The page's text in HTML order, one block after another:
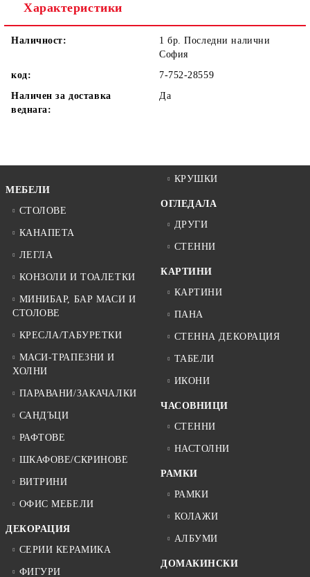
Характеристики
Наличност:
1 бр. Последни налични
София
код:
7-752-28559
Наличен за доставка
веднага:
Да
МЕБЕЛИ
СТОЛОВЕ
КАНАПЕТА
ЛЕГЛА
КОНЗОЛИ И ТОАЛЕТКИ
МИНИБАР, БАР МАСИ И
СТОЛОВЕ
КРЕСЛА/ТАБУРЕТКИ
МАСИ-ТРАПЕЗНИ И
ХОЛНИ
ПАРАВАНИ/ЗАКАЧАЛКИ
САНДЪЦИ
РАФТОВЕ
ШКАФОВЕ/СКРИНОВЕ
ВИТРИНИ
ОФИС МЕБЕЛИ
ДЕКОРАЦИЯ
СЕРИИ КЕРАМИКА
ФИГУРИ
КРУШКИ
ОГЛЕДАЛА
ДРУГИ
СТЕННИ
КАРТИНИ
КАРТИНИ
ПАНА
СТЕННА ДЕКОРАЦИЯ
ТАБЕЛИ
ИКОНИ
ЧАСОВНИЦИ
СТЕННИ
НАСТОЛНИ
РАМКИ
РАМКИ
КОЛАЖИ
АЛБУМИ
ДОМАКИНСКИ